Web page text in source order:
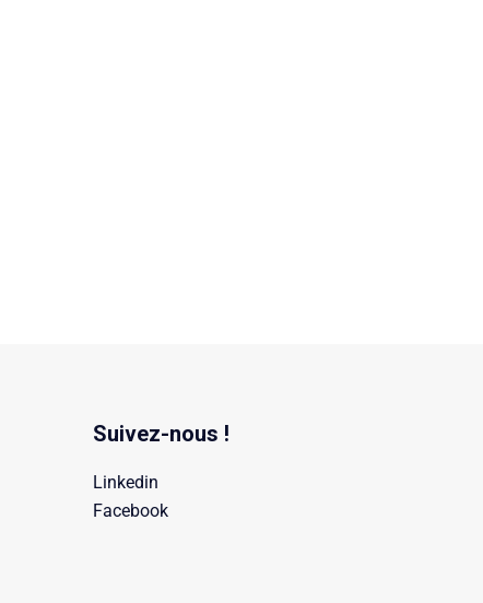
Suivez-nous !
Linkedin
Facebook